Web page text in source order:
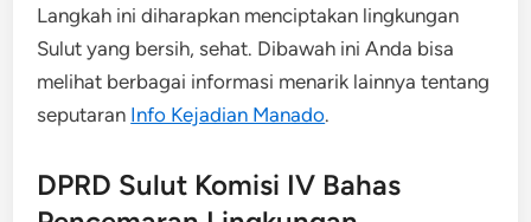
Langkah ini diharapkan menciptakan lingkungan
Sulut yang bersih, sehat. Dibawah ini Anda bisa
melihat berbagai informasi menarik lainnya tentang
seputaran Info Kejadian Manado.
DPRD Sulut Komisi IV Bahas